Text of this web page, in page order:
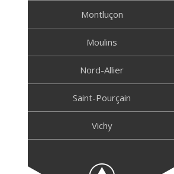
Montluçon
Moulins
Nord-Allier
Saint-Pourçain
Vichy